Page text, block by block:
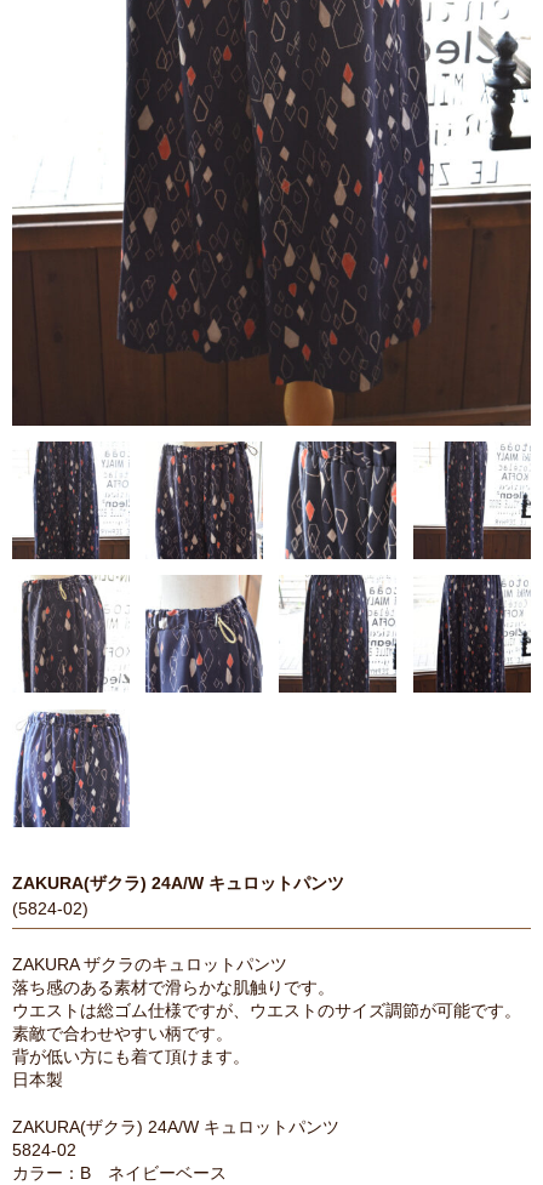
ZAKURA(ザクラ) 24A/W キュロットパンツ
(5824-02)
ZAKURA ザクラのキュロットパンツ
落ち感のある素材で滑らかな肌触りです。
ウエストは総ゴム仕様ですが、ウエストのサイズ調節が可能です。
素敵で合わせやすい柄です。
背が低い方にも着て頂けます。
日本製
ZAKURA(ザクラ) 24A/W キュロットパンツ
5824-02
カラー：B ネイビーベース